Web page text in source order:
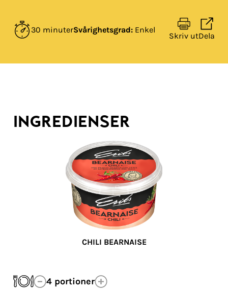
30 minuterSvårighetsgrad: Enkel
Skriv utDela
INGREDIENSER
4 portioner
CHILI BEARNAISE